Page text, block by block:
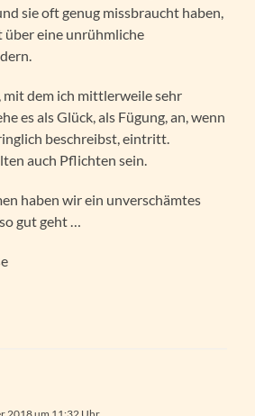
sie oft genug missbraucht haben,
eine unrühmliche
mit dem ich mittlerweile sehr
es als Glück, als Fügung, an, wenn
beschreibst, eintritt.
auch Pflichten sein.
haben wir ein unverschämtes
gut geht …